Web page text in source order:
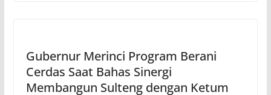
Gubernur Merinci Program Berani
Cerdas Saat Bahas Sinergi
Membangun Sulteng dengan Ketum